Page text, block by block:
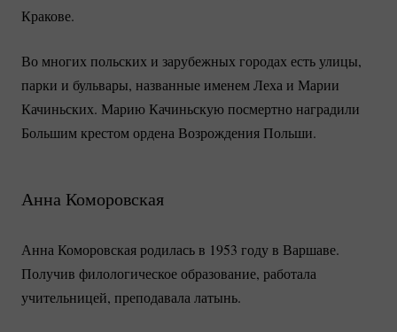
Кракове.
Во многих польских и зарубежных городах есть улицы,
парки и бульвары, названные именем Леха и Марии
Качиньских. Марию Качиньскую посмертно наградили
Большим крестом ордена Возрождения Польши.
Анна Коморовская
Анна Коморовская родилась в 1953 году в Варшаве.
Получив филологическое образование, работала
учительницей, преподавала латынь.